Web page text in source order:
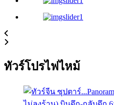
ทัวร์โปรไฟไหม้